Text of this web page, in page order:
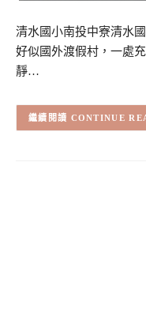
清水國小南投中寮清水
好似國外渡假村，一處
靜…
CONTINUE